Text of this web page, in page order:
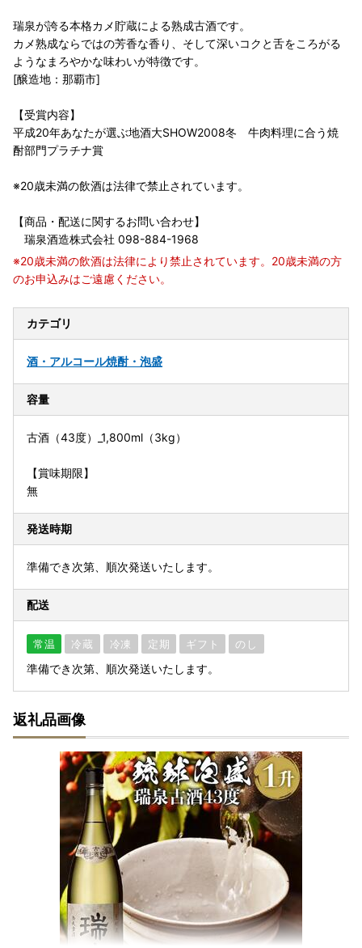
瑞泉が誇る本格カメ貯蔵による熟成古酒です。
カメ熟成ならではの芳香な香り、そして深いコクと舌をころがる
ようなまろやかな味わいが特徴です。
[醸造地：那覇市]
【受賞内容】
平成20年あなたが選ぶ地酒大SHOW2008冬 牛肉料理に合う焼
酎部門プラチナ賞
※20歳未満の飲酒は法律で禁止されています。
【商品・配送に関するお問い合わせ】
瑞泉酒造株式会社 098-884-1968
※20歳未満の飲酒は法律により禁止されています。20歳未満の方
のお申込みはご遠慮ください。
カテゴリ
酒・アルコール焼酎・泡盛
容量
古酒（43度）_1,800ml（3kg）
【賞味期限】
無
発送時期
準備でき次第、順次発送いたします。
配送
常温 冷蔵 冷凍 定期 ギフト のし
準備でき次第、順次発送いたします。
返礼品画像